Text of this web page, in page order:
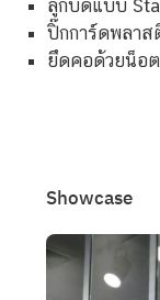
ลูกบิดแบบ
ปิ๊กการ์ดพลา
ยึดคอด้วยน็อ
Showcase